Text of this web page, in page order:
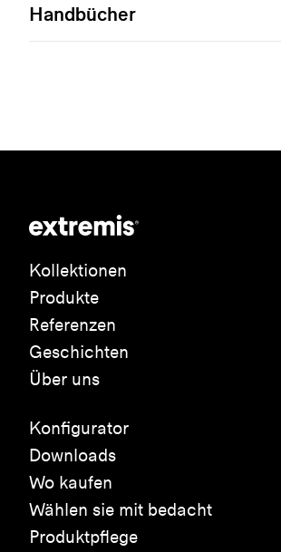
Handbücher
Kollektionen
Produkte
Referenzen
Geschichten
Über uns
Konfigurator
Downloads
Wo kaufen
Wählen sie mit bedacht
Produktpflege